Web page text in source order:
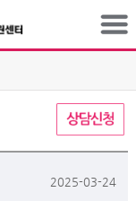
2025-03-24